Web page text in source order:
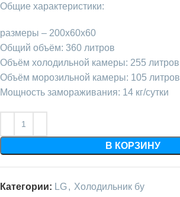
Общие характеристики:
размеры – 200х60х60
Общий объём: 360 литров
Объём холодильной камеры: 255 литров
Объём морозильной камеры: 105 литров
Мощность замораживания: 14 кг/сутки
В КОРЗИНУ
Категории: LG, Холодильник бу